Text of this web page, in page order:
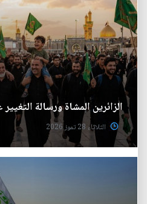
الزائرين المشاة ورسالة
الثلاثاء 28 تموز 2026